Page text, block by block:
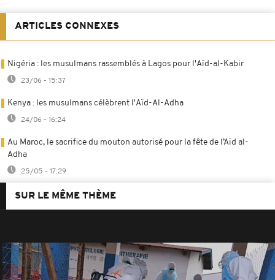
ARTICLES CONNEXES
Nigéria : les musulmans rassemblés à Lagos pour l'Aïd-al-Kabir
23/06 - 15:37
Kenya : les musulmans célèbrent l'Aïd-Al-Adha
24/06 - 16:24
Au Maroc, le sacrifice du mouton autorisé pour la fête de l’Aïd al-
Adha
25/05 - 17:29
SUR LE MÊME THÈME